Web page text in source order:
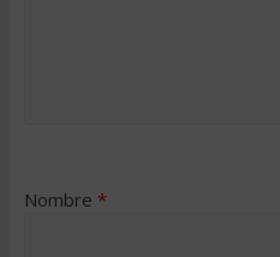
Nombre *